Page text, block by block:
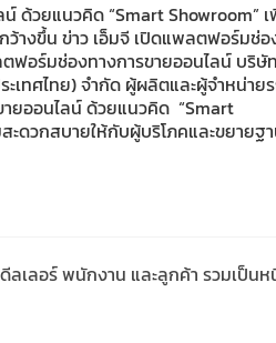
ด้วยแนวคิด “Smart Showroom”
ว้างขึ้น ข่าว เอ็มจี เปิดแพลตฟอร์มช่อ
อร์มช่องทางการขายออนไลน์ บริษั
ะเทศไทย) จำกัด ผู้ผลิตและผู้จำหน่าย
ยออนไลน์ ด้วยแนวคิด “Smart
ะดวกสบายให้กับผู้บริโภคและขยายฐ
เลอร์ พนักงาน และลูกค้า รวมเป็น